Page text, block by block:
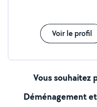
Voir le profil
Vous souhaitez
Déménagement